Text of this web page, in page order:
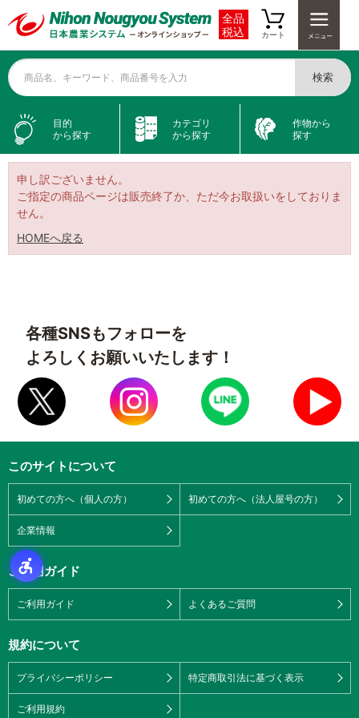
全品
税込
カート
商品名、キーワード、商品番号を入力 検索
目的
から探す
カテゴリ
から探す
作物から
探す
申し訳ございません。
ご指定の商品ページは販売終了か、ただ今お取扱いをしておりま
せん。
HOMEへ戻る
各種SNSもフォローを
よろしくお願いいたします！
このサイトについて
初めての方へ（個人の方） 初めての方へ（法人屋号の方）
企業情報
ご利用ガイド
ご利用ガイド よくあるご質問
規約について
プライバシーポリシー 特定商取引法に基づく表示
ご利用規約